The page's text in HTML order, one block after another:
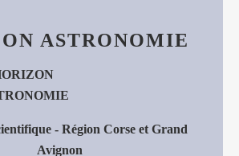
ASTRONOMIE
- Région Corse et Grand
Avignon